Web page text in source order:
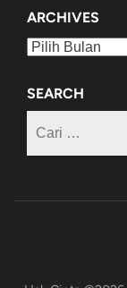
ARCHIVES
Archives
SEARCH